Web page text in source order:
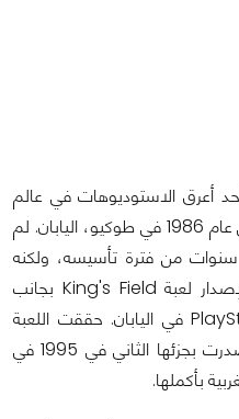
أعرق الاستوديوهات في عالم
صناعة الألعاب حيث تم تأسيسه في عام 1986 في طوكيو، اليابان. لم
يُقدم الاستوديو أي لعبة طوال 8 سنوات من فترة تأسيسه، ولكنه
تعاون مع Sony PlayStation لإصدار لعبة King's Field بجانب
الإطلاق الرسمي لمنصة PlayStation 1 في اليابان. حققت اللعبة
النجاح المطلوب لها في آسيا ثم صدرت بجزئها الثاني في 1995 في
بأكملها.